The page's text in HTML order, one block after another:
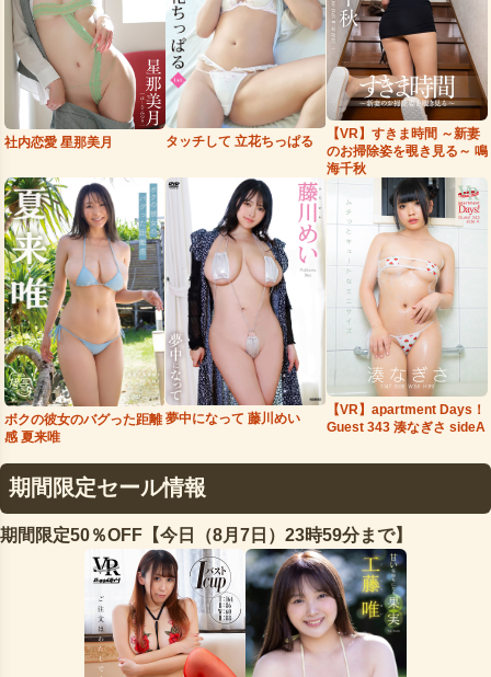
社内恋愛 星那美月 タッチして 立花ちっぱる
【VR】すきま時間 ～新妻
のお掃除姿を覗き見る～ 鳴
海千秋
ボクの彼女のバグった距離
感 夏来唯
夢中になって 藤川めい
【VR】apartment Days！
Guest 343 湊なぎさ sideA
期間限定セール情報
期間限定50％OFF【今日（8月7日）23時59分まで】